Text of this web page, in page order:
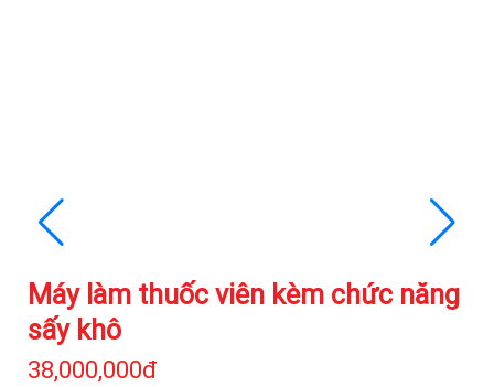
Máy làm thuốc viên kèm chức năng
sấy khô
38,000,000đ